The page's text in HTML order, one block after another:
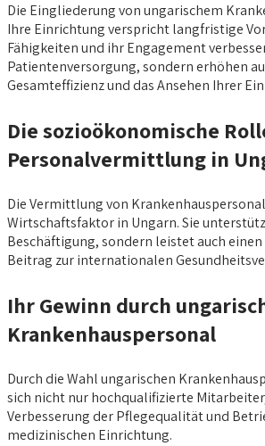
Die Eingliederung von ungarischem
Ihre Einrichtung verspricht langfristige
Fähigkeiten und ihr Engagement
Patientenversorgung, sondern erhöhen
Gesamteffizienz und das Ansehen Ihrer
Die sozioökonomische
Personalvermittlung in
Die Vermittlung von
Wirtschaftsfaktor in Ungarn. Sie
Beschäftigung, sondern leistet auch
Beitrag zur internationalen
Ihr Gewinn durch
Krankenhauspersonal
Durch die Wahl ungarischen
sich nicht nur hochqualifizierte
Verbesserung der Pflegequalität und
medizinischen Einrichtung.